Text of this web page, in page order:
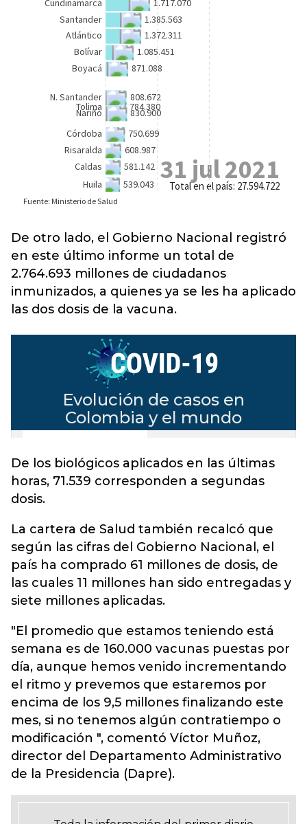
De otro lado, el Gobierno Nacional registró
en este último informe un total de
2.764.693 millones de ciudadanos
inmunizados, a quienes ya se les ha aplicado
las dos dosis de la vacuna.
De los biológicos aplicados en las últimas
horas, 71.539 corresponden a segundas
dosis.
La cartera de Salud también recalcó que
según las cifras del Gobierno Nacional, el
país ha comprado 61 millones de dosis, de
las cuales 11 millones han sido entregadas y
siete millones aplicadas.
"El promedio que estamos teniendo está
semana es de 160.000 vacunas puestas por
día, aunque hemos venido incrementando
el ritmo y prevemos que estaremos por
encima de los 9,5 millones finalizando este
mes, si no tenemos algún contratiempo o
modificación ", comentó Víctor Muñoz,
director del Departamento Administrativo
de la Presidencia (Dapre).